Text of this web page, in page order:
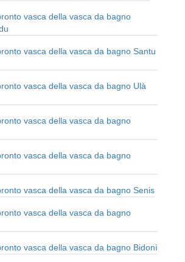
vasca della vasca da bagno
vasca della vasca da bagno Santu
vasca della vasca da bagno Ulà
vasca della vasca da bagno
vasca della vasca da bagno
vasca della vasca da bagno Senis
vasca della vasca da bagno
vasca della vasca da bagno Bidonì